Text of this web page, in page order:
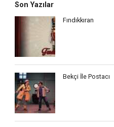
Son Yazılar
Fındıkkıran
Bekçi İle Postacı